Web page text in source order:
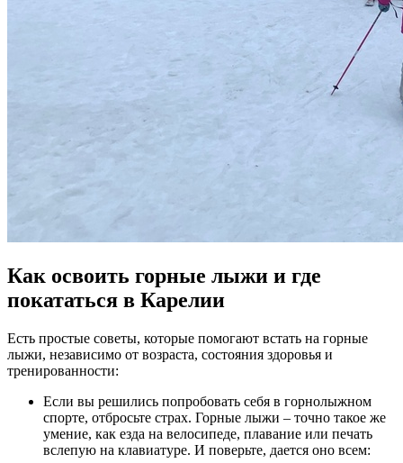
Как освоить горные лыжи и где
покататься в Карелии
Есть простые советы, которые помогают встать на горные
лыжи, независимо от возраста, состояния здоровья и
тренированности:
Если вы решились попробовать себя в горнолыжном
спорте, отбросьте страх. Горные лыжи – точно такое же
умение, как езда на велосипеде, плавание или печать
вслепую на клавиатуре. И поверьте, дается оно всем: